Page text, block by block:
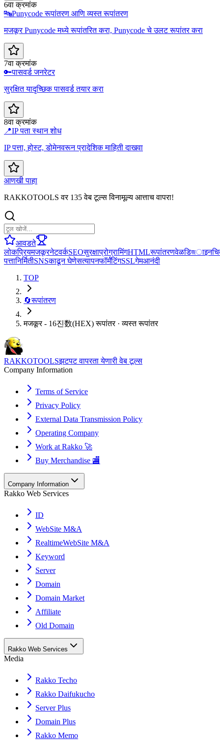
6वा क्रमांक
🔤Punycode रूपांतरण आणि व्यस्त रूपांतरण
मजकूर Punycode मध्ये रूपांतरित करा, Punycode चे उलट रूपांतर करा
7वा क्रमांक
🔑पासवर्ड जनरेटर
सुरक्षित यादृच्छिक पासवर्ड तयार करा
8वा क्रमांक
📍IP पता स्थान शोध
IP पत्ता, होस्ट, डोमेनवरून प्रादेशिक माहिती दाखवा
आणखी पाहा
RAKKOTOOLS वर 135 वेब टूल्स विनामूल्य आत्ताच वापरा!
आवडते
लोकप्रियमजकूरनेटवर्कSEOसुरक्षाप्रोग्रामिंगHTMLरूपांतरणवेळडिজाइन
पत्तानिर्मितीSNSकाढून घेणेसत्यापनफॉर्मॅटिंगSSLगेमआनंदी
TOP
🔄रूपांतरण
मजकूर - 16진数(HEX) रूपांतर · व्यस्त रूपांतर
RAKKOTOOLSझटपट वापरता येणारी वेब टूल्स
Company Information
Terms of Service
Privacy Policy
External Data Transmission Policy
Operating Company
Work at Rakko 🚀
Buy Merchandise 🏬
Company Information
Rakko Web Services
ID
WebSite M&A
RealtimeWebSite M&A
Keyword
Server
Domain
Domain Market
Affiliate
Old Domain
Rakko Web Services
Media
Rakko Techo
Rakko Daifukucho
Server Plus
Domain Plus
Rakko Memo